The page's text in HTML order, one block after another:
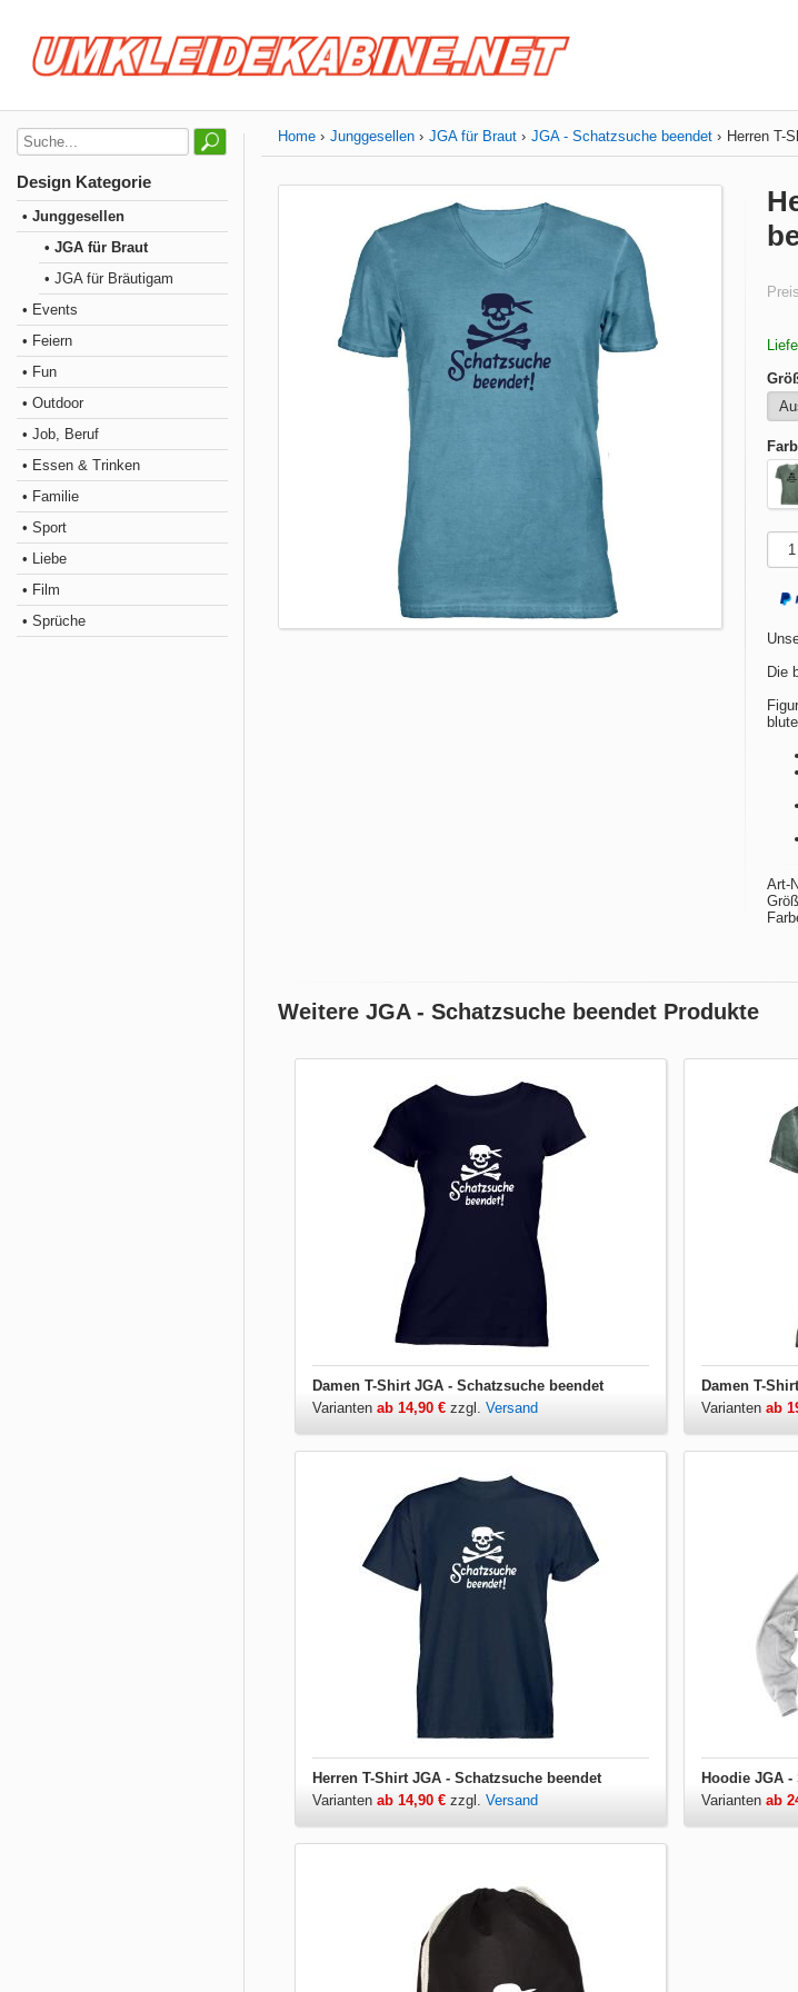
Design Kategorie
• Junggesellen
• JGA für Braut
• JGA für Bräutigam
• Events
• Feiern
• Fun
• Outdoor
• Job, Beruf
• Essen & Trinken
• Familie
• Sport
• Liebe
• Film
• Sprüche
Home Junggesellen JGA für Braut JGA - Schatzsuche beendet Herren T-
Die
Art-
Weitere JGA - Schatzsuche beendet Produkte
Damen T-Shirt JGA - Schatzsuche beendet
Varianten ab 14,90 € zzgl. Versand
Varianten ab
Herren T-Shirt JGA - Schatzsuche beendet
Varianten ab 14,90 € zzgl. Versand
Hoodie JGA
Varianten ab